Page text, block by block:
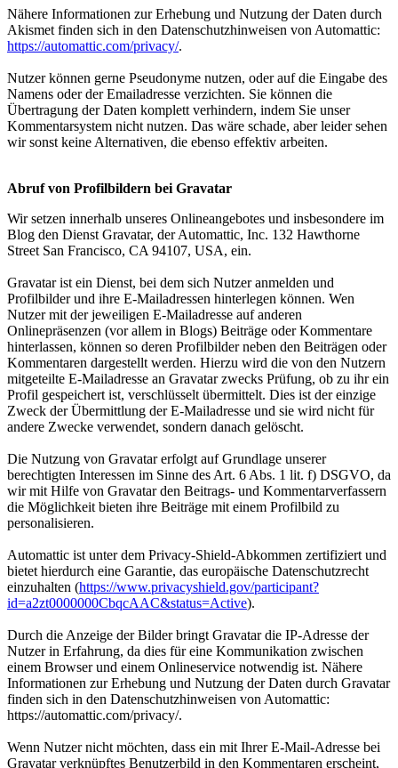
Nähere Informationen zur Erhebung und Nutzung der Daten durch
Akismet finden sich in den Datenschutzhinweisen von Automattic:
https://automattic.com/privacy/.
Nutzer können gerne Pseudonyme nutzen, oder auf die Eingabe des
Namens oder der Emailadresse verzichten. Sie können die
Übertragung der Daten komplett verhindern, indem Sie unser
Kommentarsystem nicht nutzen. Das wäre schade, aber leider sehen
wir sonst keine Alternativen, die ebenso effektiv arbeiten.
Abruf von Profilbildern bei Gravatar
Wir setzen innerhalb unseres Onlineangebotes und insbesondere im
Blog den Dienst Gravatar, der Automattic, Inc. 132 Hawthorne
Street San Francisco, CA 94107, USA, ein.
Gravatar ist ein Dienst, bei dem sich Nutzer anmelden und
Profilbilder und ihre E-Mailadressen hinterlegen können. Wen
Nutzer mit der jeweiligen E-Mailadresse auf anderen
Onlinepräsenzen (vor allem in Blogs) Beiträge oder Kommentare
hinterlassen, können so deren Profilbilder neben den Beiträgen oder
Kommentaren dargestellt werden. Hierzu wird die von den Nutzern
mitgeteilte E-Mailadresse an Gravatar zwecks Prüfung, ob zu ihr ein
Profil gespeichert ist, verschlüsselt übermittelt. Dies ist der einzige
Zweck der Übermittlung der E-Mailadresse und sie wird nicht für
andere Zwecke verwendet, sondern danach gelöscht.
Die Nutzung von Gravatar erfolgt auf Grundlage unserer
berechtigten Interessen im Sinne des Art. 6 Abs. 1 lit. f) DSGVO, da
wir mit Hilfe von Gravatar den Beitrags- und Kommentarverfassern
die Möglichkeit bieten ihre Beiträge mit einem Profilbild zu
personalisieren.
Automattic ist unter dem Privacy-Shield-Abkommen zertifiziert und
bietet hierdurch eine Garantie, das europäische Datenschutzrecht
einzuhalten (https://www.privacyshield.gov/participant?
id=a2zt0000000CbqcAAC&status=Active).
Durch die Anzeige der Bilder bringt Gravatar die IP-Adresse der
Nutzer in Erfahrung, da dies für eine Kommunikation zwischen
einem Browser und einem Onlineservice notwendig ist. Nähere
Informationen zur Erhebung und Nutzung der Daten durch Gravatar
finden sich in den Datenschutzhinweisen von Automattic:
https://automattic.com/privacy/.
Wenn Nutzer nicht möchten, dass ein mit Ihrer E-Mail-Adresse bei
Gravatar verknüpftes Benutzerbild in den Kommentaren erscheint,